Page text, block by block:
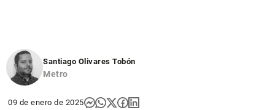
Santiago Olivares Tobón
Metro
09 de enero de 2025